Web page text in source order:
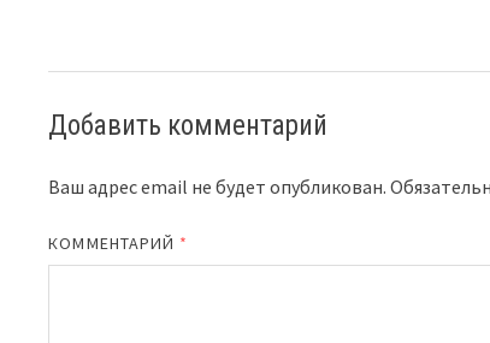
Добавить комментарий
Ваш адрес email не будет опубликован.
КОММЕНТАРИЙ *